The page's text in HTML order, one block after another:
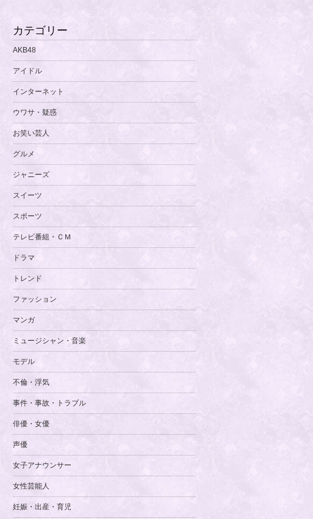
カテゴリー
AKB48
アイドル
インターネット
ウワサ・疑惑
お笑い芸人
グルメ
ジャニーズ
スイーツ
スポーツ
テレビ番組・ＣＭ
ドラマ
トレンド
ファッション
マンガ
ミュージシャン・音楽
モデル
不倫・浮気
事件・事故・トラブル
俳優・女優
声優
女子アナウンサー
女性芸能人
妊娠・出産・育児